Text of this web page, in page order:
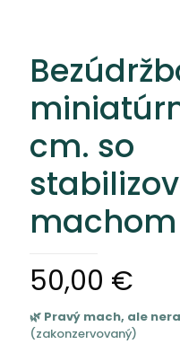
cm. so
machom
50,00 €
🌿 Pravý mach, ale
(zakonzervovaný)